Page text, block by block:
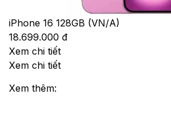
iPhone 16 128GB (VN/A)
18.699.000 đ
Xem chi tiết
Xem chi tiết
Xem thêm: